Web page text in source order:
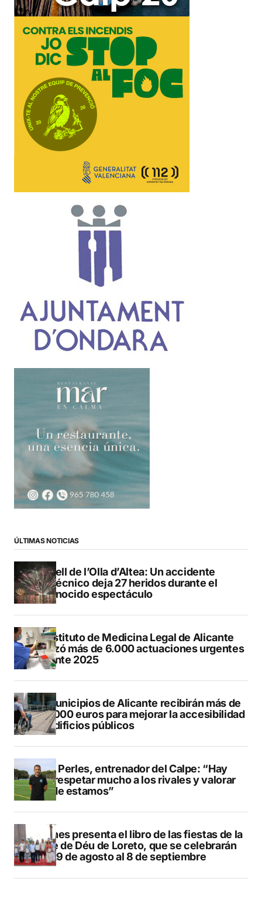
ÚLTIMAS NOTICIAS
Castell de l’Olla d’Altea: Un accidente
pirotécnico deja 27 heridos durante el
reconocido espectáculo
El Instituto de Medicina Legal de Alicante
realizó más de 6.000 actuaciones urgentes
durante 2025
13 municipios de Alicante recibirán más de
547.000 euros para mejorar la accesibilidad
de edificios públicos
Pere Perles, entrenador del Calpe: “Hay
que respetar mucho a los rivales y valorar
dónde estamos”
Duanes presenta el libro de las fiestas de la
Mare de Déu de Loreto, que se celebrarán
del 29 de agosto al 8 de septiembre